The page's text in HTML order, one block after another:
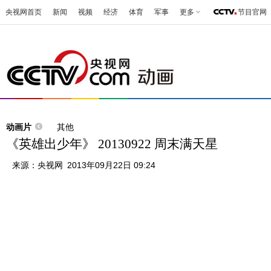
央视网首页 新闻 视频 经济 体育 军事 更多 节目官网
动画片 其他
《英雄出少年》 20130922 周末满天星
来源： 央视网 2013年09月22日 09:24